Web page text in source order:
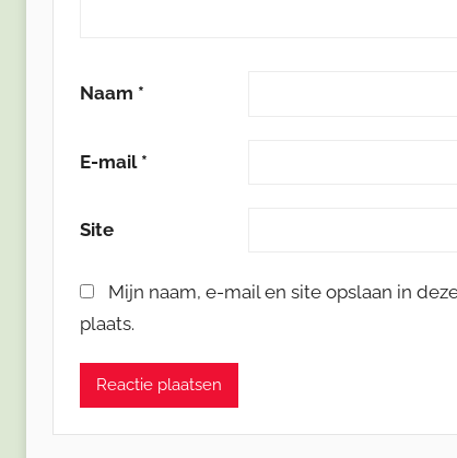
Naam *
E-mail *
Site
Mijn naam, e-mail en site opslaan in
plaats.